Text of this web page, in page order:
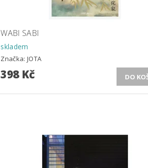
WABI SABI
skladem
Značka: JOTA
398 Kč